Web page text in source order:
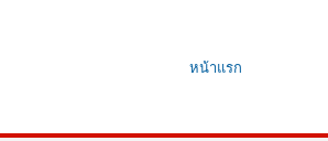
หน้าแรก